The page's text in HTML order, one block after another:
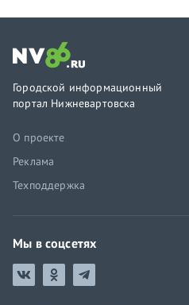
Городской информационный
портал Нижневартовска
О проекте
Реклама
Техподдержка
Мы в соцсетях